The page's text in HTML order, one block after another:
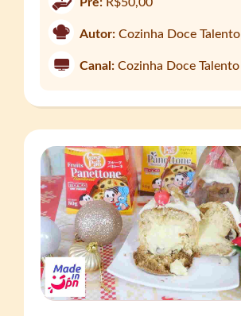
Autor: Cozinha Doce Talento
Canal: Cozinha Doce Talento